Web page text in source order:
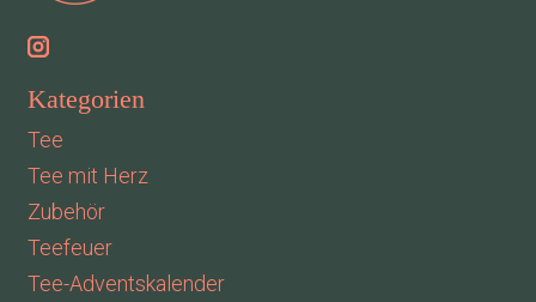
Kategorien
Tee
Tee mit Herz
Zubehör
Teefeuer
Tee-Adventskalender